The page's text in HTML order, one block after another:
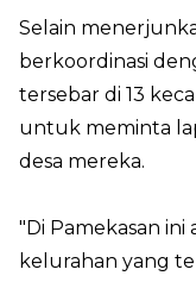
Selain
berkoordinasi
tersebar di 13
untuk meminta
desa mereka.
"Di Pamekasan ini
kelurahan yang